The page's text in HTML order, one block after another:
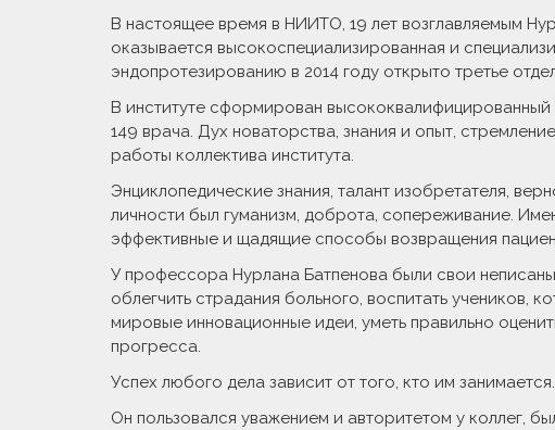
В настоящее время в НИИТО, 19 лет возглавляемым
оказывается высокоспециализированная и
эндопротезированию в 2014 году открыто третье
В институте сформирован высококвалифицированный
149 врача. Дух новаторства, знания и опыт,
работы коллектива института.
Энциклопедические знания, талант изобретателя,
личности был гуманизм, доброта, сопереживание.
эффективные и щадящие способы возвращения
У профессора Нурлана Батпенова были свои
облегчить страдания больного, воспитать учеников,
мировые инновационные идеи, уметь правильно
прогресса.
Успех любого дела зависит от того, кто им
Он пользовался уважением и авторитетом у коллег,